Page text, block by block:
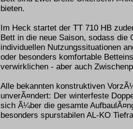
bieten.
Im Heck startet der TT 710 HB
Bett in die neue Saison, sodass die
individuellen Nutzungssituationen
oder besonders komfortable
verwirklichen - aber auch
Alle bekannten konstruktiven
unverÃ¤ndert: Der winterfeste
sich Ã¼ber die gesamte
besonders spurstabilen AL-KO